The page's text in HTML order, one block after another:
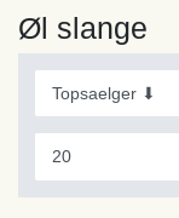
Øl slange